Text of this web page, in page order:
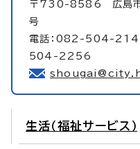
〒730-8586 広島市
号
電話：082-504-2147
504-2256
生活（福祉サービス）